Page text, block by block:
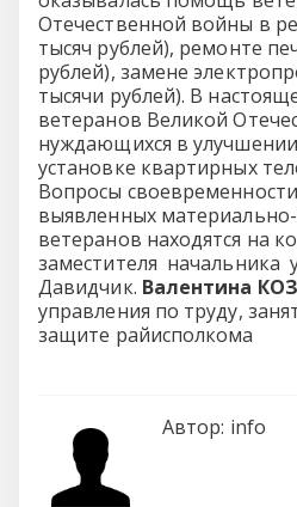
Отечественной войны в
тысяч рублей), ремонте
рублей), замене
тысячи рублей). В
ветеранов Великой
нуждающихся в
установке квартирных
Вопросы
выявленных
ветеранов находятся на
заместителя начальника
Давидчик. Валентина
управления по труду,
защите райисполкома
Автор: info